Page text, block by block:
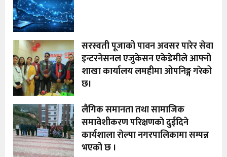
सरस्वती पूजाको पावन अवसर पारेर सेवा
इन्टरनेसनल एजुकेसन एकेडेमीले आफ्नो
शाखा कार्यालय लमहीमा ओपनिङ्ग गरेको
छ।
लैंगिक समानता तथा सामाजिक
समावेशीकरण परिक्षणकाे दुईदिने
कार्यशाला राेल्पा नगरपालिकामा सम्पन्न
भएको छ ।